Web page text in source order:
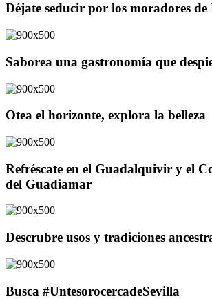
Déjate seducir por los moradores de
Saborea una gastronomía que
Otea el horizonte, explora la belleza
Refréscate en el Guadalquivir y el
del Guadiamar
Descrubre usos y tradiciones
Busca #UntesorocercadeSevilla